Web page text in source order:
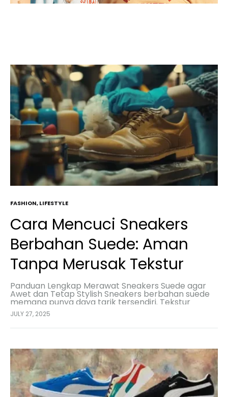
FASHION,LIFESTYLE
Cara Mencuci Sneakers
Berbahan Suede: Aman
Tanpa Merusak Tekstur
Panduan Lengkap Merawat Sneakers Suede agar
Awet dan Tetap Stylish Sneakers berbahan suede
memang punya daya tarik tersendiri. Tekstur
lembut dan tampilannya yang mewah bikin sepatu
ini jadi favorit banyak…
JULY 27, 2025